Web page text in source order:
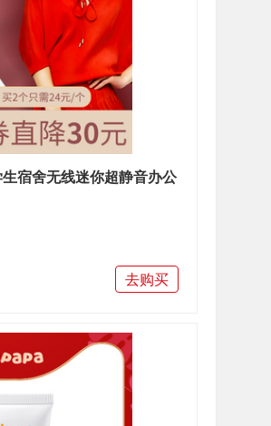
宿舍无线迷你超静音办公
去购买